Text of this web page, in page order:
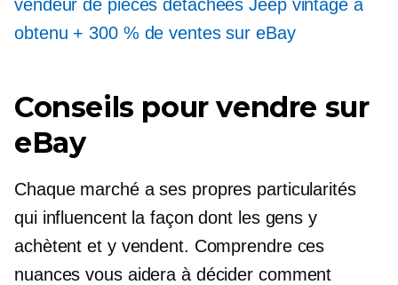
vendeur de pièces détachées Jeep vintage a
obtenu + 300 % de ventes sur eBay
Conseils pour vendre sur
eBay
Chaque marché a ses propres particularités
qui influencent la façon dont les gens y
achètent et y vendent. Comprendre ces
nuances vous aidera à décider comment